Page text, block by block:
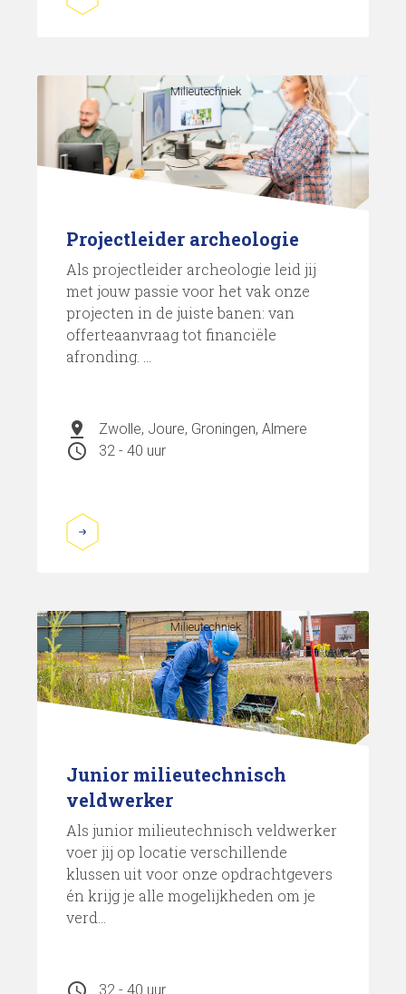
Milieutechniek
Projectleider archeologie
Als projectleider archeologie leid jij
met jouw passie voor het vak onze
projecten in de juiste banen: van
offerteaanvraag tot financiële
afronding. ...
pin_drop Zwolle, Joure, Groningen, Almere
schedule 32 - 40 uur
Milieutechniek
Junior milieutechnisch
veldwerker
Als junior milieutechnisch veldwerker
voer jij op locatie verschillende
klussen uit voor onze opdrachtgevers
én krijg je alle mogelijkheden om je
verd...
32 - 40 uur